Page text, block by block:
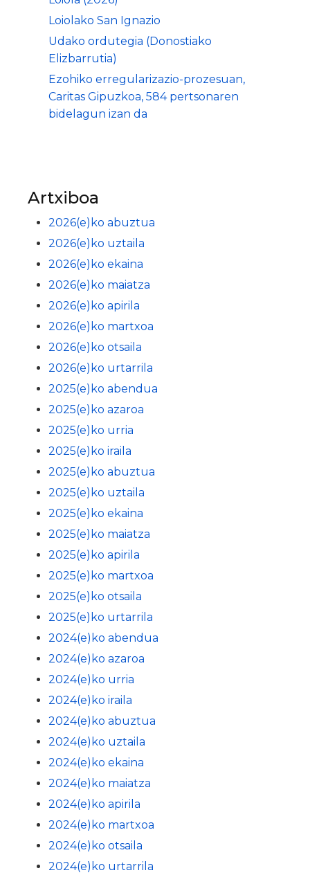
Loiolako San Ignazio
Udako ordutegia (Donostiako
Elizbarrutia)
Ezohiko erregularizazio-prozesuan,
Caritas Gipuzkoa, 584 pertsonaren
bidelagun izan da
Artxiboa
2026(e)ko abuztua
2026(e)ko uztaila
2026(e)ko ekaina
2026(e)ko maiatza
2026(e)ko apirila
2026(e)ko martxoa
2026(e)ko otsaila
2026(e)ko urtarrila
2025(e)ko abendua
2025(e)ko azaroa
2025(e)ko urria
2025(e)ko iraila
2025(e)ko abuztua
2025(e)ko uztaila
2025(e)ko ekaina
2025(e)ko maiatza
2025(e)ko apirila
2025(e)ko martxoa
2025(e)ko otsaila
2025(e)ko urtarrila
2024(e)ko abendua
2024(e)ko azaroa
2024(e)ko urria
2024(e)ko iraila
2024(e)ko abuztua
2024(e)ko uztaila
2024(e)ko ekaina
2024(e)ko maiatza
2024(e)ko apirila
2024(e)ko martxoa
2024(e)ko otsaila
2024(e)ko urtarrila